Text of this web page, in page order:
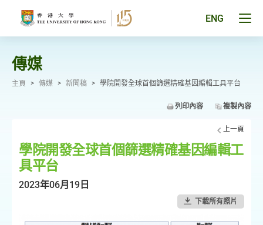
ENG
傳媒
主頁 > 傳媒 > 新聞稿 > 學院開發全球首個篩選精確基因編輯工具平台
列印內容 複製內容
上一頁
學院開發全球首個篩選精確基因編輯工
具平台
2023年06月19日
下載所有照片